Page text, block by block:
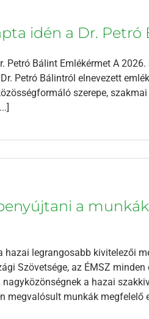
idén a Dr.
Petró Bálint Emlékérmet A
Petró Bálintról elnevezett
szerepe,
a
hazai legrangosabb kivitelezői
Szövetsége, az ÉMSZ
a hazai
megvalósult munkák megfelelő